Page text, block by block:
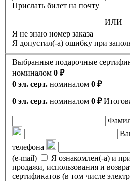
Прислать билет на почту
ИЛИ
Я не знаю номер заказа
Я допустил(-а) ошибку при
Выбранные подарочные
номиналом 0 ₽
0 эл. серт. номиналом 0 ₽
0 эл. серт. номиналом 0 ₽
телефона
(e-mail)
Я ознакомлен(-а) и
продажи, использования и
сертификатов (в том числе электронных) в ГАУК СО